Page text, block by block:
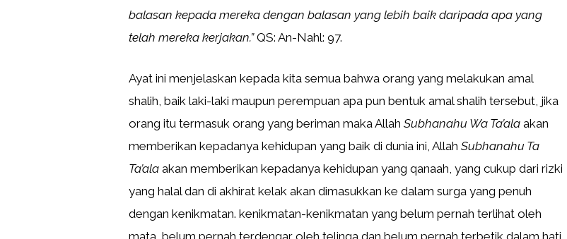
balasan kepada mereka dengan balasan yang lebih baik daripada apa yang
telah mereka kerjakan.”QS: An-Nahl: 97.
Ayat ini menjelaskan kepada kita semua bahwa orang yang melakukan amal
shalih, baik laki-laki maupun perempuan apa pun bentuk amal shalih tersebut, jika
orang itu termasuk orang yang beriman maka Allah Subhanahu Wa Ta’ala akan
memberikan kepadanya kehidupan yang baik di dunia ini, Allah Subhanahu Ta
Ta’ala akan memberikan kepadanya kehidupan yang qanaah, yang cukup dari rizki
yang halal dan di akhirat kelak akan dimasukkan ke dalam surga yang penuh
dengan kenikmatan. kenikmatan-kenikmatan yang belum pernah terlihat oleh
mata, belum pernah terdengar oleh telinga dan belum pernah terbetik dalam hati